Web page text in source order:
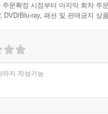
주문확정 시점부터 마지막 회차 주
DVD/Blu-ray, 패션 및 판매금지 상
까지 작성가능